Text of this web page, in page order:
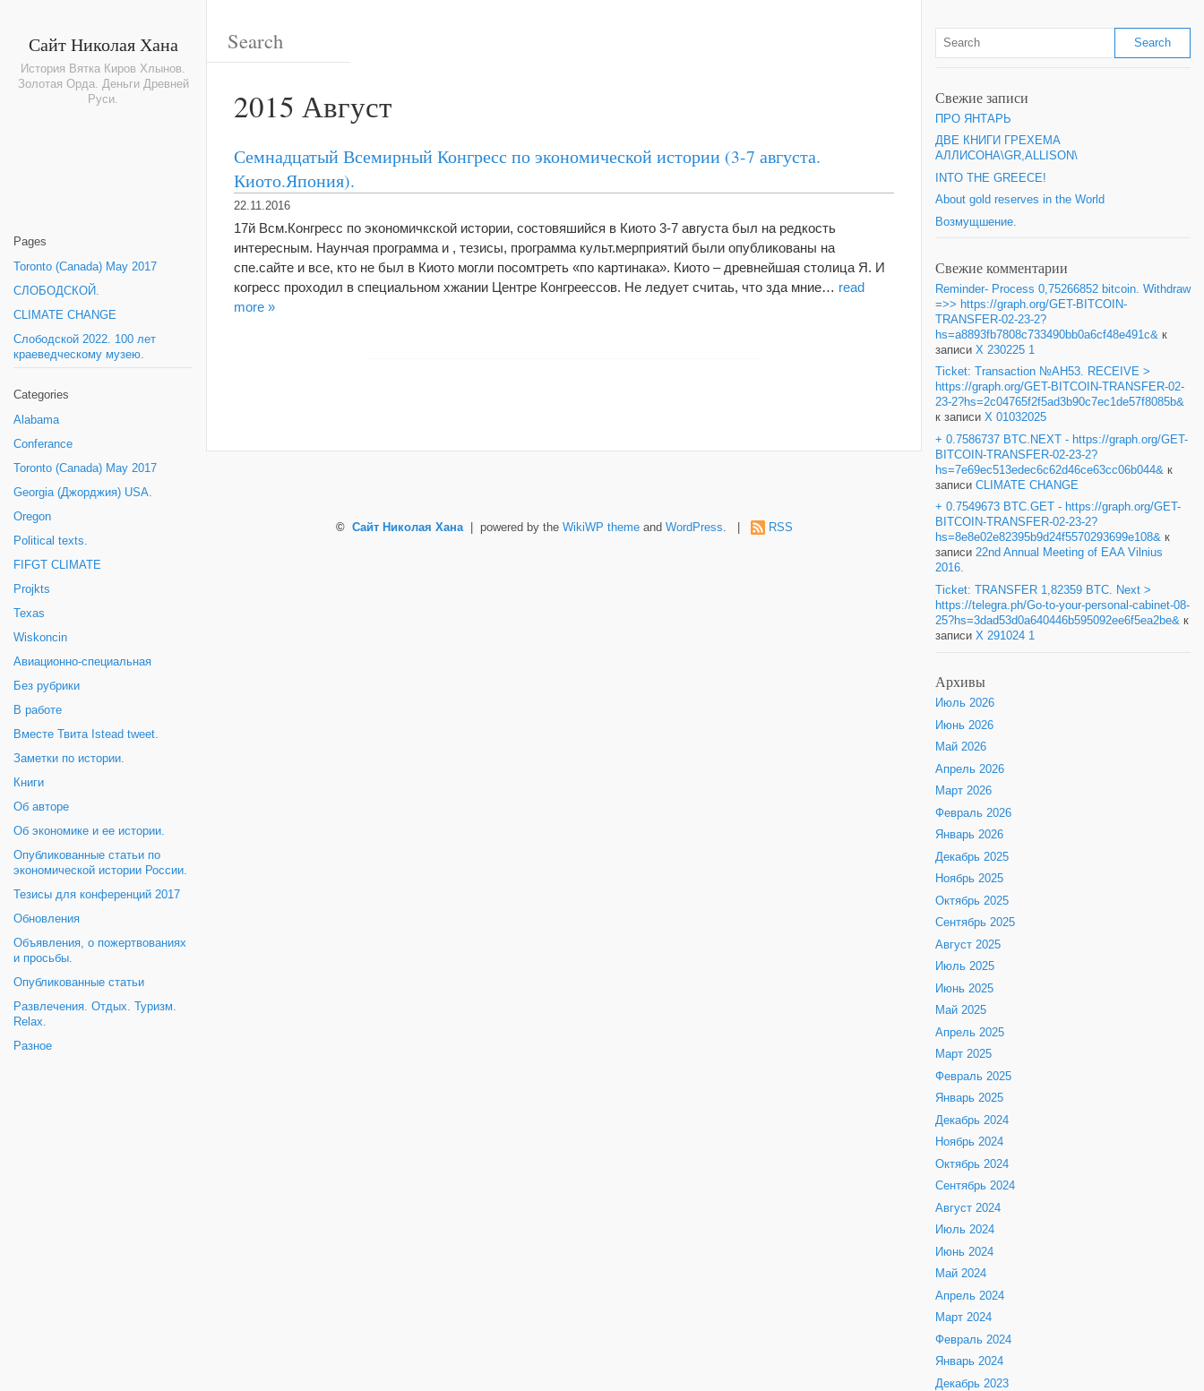
Сайт Николая Хана
История Вятка Киров Хлынов.
Золотая Орда. Деньги Древней
Руси.
Pages
Toronto (Canada) May 2017
СЛОБОДСКОЙ.
CLIMATE CHANGE
Слободской 2022. 100 лет
краеведческому музею.
Categories
Alabama
Conferance
Toronto (Canada) May 2017
Georgia (Джорджия) USA.
Oregon
Political texts.
FIFGT CLIMATE
Projkts
Texas
Wiskoncin
Авиационно-специальная
Без рубрики
В работе
Вместе Твита Istead tweet.
Заметки по истории.
Книги
Об авторе
Об экономике и ее истории.
Опубликованные статьи по
экономической истории России.
Тезисы для конференций 2017
Обновления
Объявления, о пожертвованиях
и просьбы.
Опубликованные статьи
Развлечения. Отдых. Туризм.
Relax.
Разное
2015 Август
Семнадцатый Всемирный Конгресс по экономической истории (3-7 августа.
Киото.Япония).
22.11.2016
17й Всм.Конгресс по экономичкской истории, состовяшийся в Киото 3-7 августа был на редкость
интересным. Наунчая программа и , тезисы, программа культ.мерприятий были опубликованы на
спе.сайте и все, кто не был в Киото могли посомтреть «по картинака». Киото – древнейшая столица Я. И
когресс проходил в специальном хжании Центре Конгреессов. Не ледует считаь, что зда мние… read
more »
Свежие записи
ПРО ЯНТАРЬ
ДВЕ КНИГИ ГРЕХЕМА
АЛЛИСОНА\GR,ALLISON\
INTO THE GREECE!
About gold reserves in the World
Возмущшение.
Свежие комментарии
Reminder- Process 0,75266852 bitcoin. Withdraw
=>> https://graph.org/GET-BITCOIN-
TRANSFER-02-23-2?
hs=a8893fb7808c733490bb0a6cf48e491c& к
записи X 230225 1
Ticket: Transaction №AH53. RECEIVE >
https://graph.org/GET-BITCOIN-TRANSFER-02-
23-2?hs=2c04765f2f5ad3b90c7ec1de57f8085b&
к записи X 01032025
+ 0.7586737 BTC.NEXT - https://graph.org/GET-
BITCOIN-TRANSFER-02-23-2?
hs=7e69ec513edec6c62d46ce63cc06b044& к
записи CLIMATE CHANGE
+ 0.7549673 BTC.GET - https://graph.org/GET-
BITCOIN-TRANSFER-02-23-2?
hs=8e8e02e82395b9d24f5570293699e108& к
записи 22nd Annual Meeting of EAA Vilnius
2016.
Ticket: TRANSFER 1,82359 BTC. Next >
https://telegra.ph/Go-to-your-personal-cabinet-08-
25?hs=3dad53d0a640446b595092ee6f5ea2be& к
записи X 291024 1
Архивы
Июль 2026
Июнь 2026
Май 2026
Апрель 2026
Март 2026
Февраль 2026
Январь 2026
Декабрь 2025
Ноябрь 2025
Октябрь 2025
Сентябрь 2025
Август 2025
Июль 2025
Июнь 2025
Май 2025
Апрель 2025
Март 2025
Февраль 2025
Январь 2025
Декабрь 2024
Ноябрь 2024
Октябрь 2024
Сентябрь 2024
Август 2024
Июль 2024
Июнь 2024
Май 2024
Апрель 2024
Март 2024
Февраль 2024
Январь 2024
Декабрь 2023
© Сайт Николая Хана| powered by the WikiWP themeand WordPress RSS